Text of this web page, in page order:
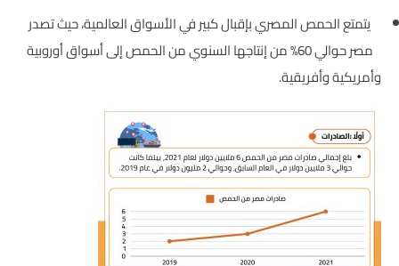
يتمتع الحمص المصري بإقبال كبير في الأسواق العالمية، حيث تصدر
مصر حوالي 60% من إنتاجها السنوي من الحمص إلى أسواق أوروبية
وأمريكية وأفريقية.